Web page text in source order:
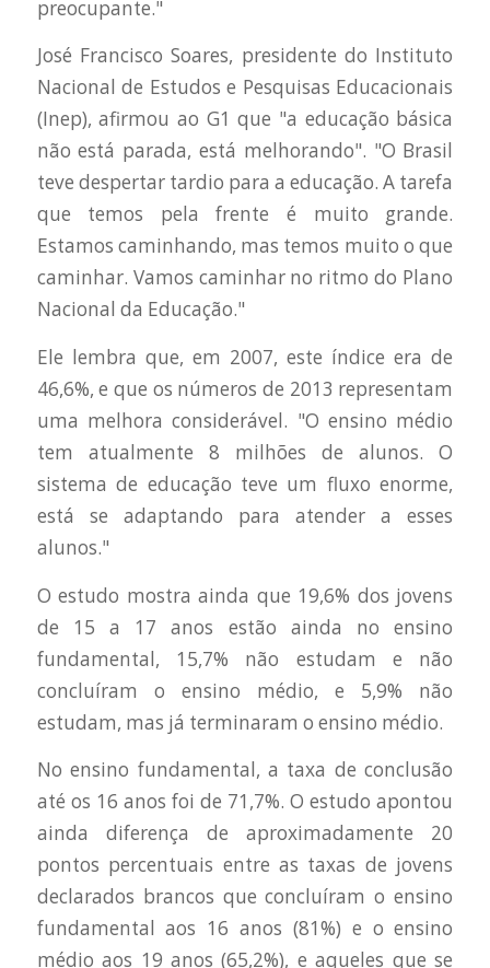
preocupante."
José Francisco Soares, presidente do Instituto
Nacional de Estudos e Pesquisas Educacionais
(Inep), afirmou ao G1 que "a educação básica
não está parada, está melhorando". "O Brasil
teve despertar tardio para a educação. A tarefa
que temos pela frente é muito grande.
Estamos caminhando, mas temos muito o que
caminhar. Vamos caminhar no ritmo do Plano
Nacional da Educação."
Ele lembra que, em 2007, este índice era de
46,6%, e que os números de 2013 representam
uma melhora considerável. "O ensino médio
tem atualmente 8 milhões de alunos. O
sistema de educação teve um fluxo enorme,
está se adaptando para atender a esses
alunos."
O estudo mostra ainda que 19,6% dos jovens
de 15 a 17 anos estão ainda no ensino
fundamental, 15,7% não estudam e não
concluíram o ensino médio, e 5,9% não
estudam, mas já terminaram o ensino médio.
No ensino fundamental, a taxa de conclusão
até os 16 anos foi de 71,7%. O estudo apontou
ainda diferença de aproximadamente 20
pontos percentuais entre as taxas de jovens
declarados brancos que concluíram o ensino
fundamental aos 16 anos (81%) e o ensino
médio aos 19 anos (65,2%), e aqueles que se